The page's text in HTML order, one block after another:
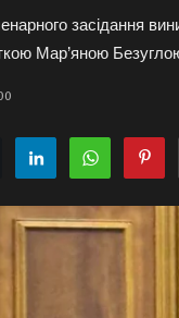
засідання
Мар’яною